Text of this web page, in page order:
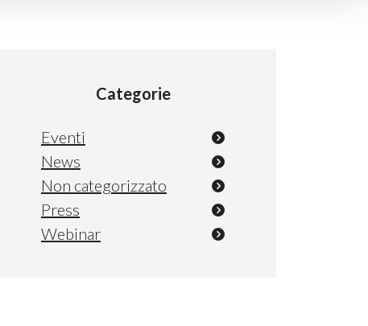
Categorie
Eventi
News
Non categorizzato
Press
Webinar